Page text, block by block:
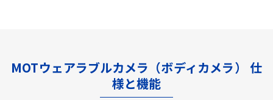
MOTウェアラブルカメラ（ボディカメラ） 仕
様と機能